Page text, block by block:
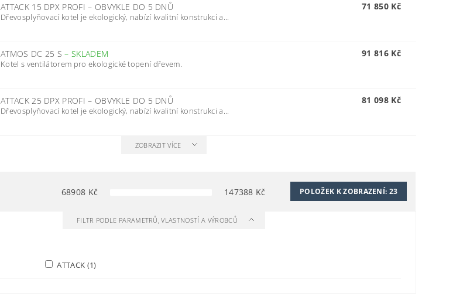
ATTACK 15 DPX PROFI– OBVYKLE DO 5 DNŮ
Dřevosplyňovací kotel je ekologický, nabízí kvalitní konstrukci a...
71 850 Kč
ATMOS DC 25 S–SKLADEM
Kotel s ventilátorem pro ekologické topení dřevem.
91 816 Kč
ATTACK 25 DPX PROFI– OBVYKLE DO 5 DNŮ
Dřevosplyňovací kotel je ekologický, nabízí kvalitní konstrukci a...
81 098 Kč
ZOBRAZIT VÍCE
68908 Kč 147388 Kč POLOŽEK K ZOBRAZENÍ: 23
FILTR PODLE PARAMETRŮ, VLASTNOSTÍ A VÝROBCŮ
ATTACK (1)